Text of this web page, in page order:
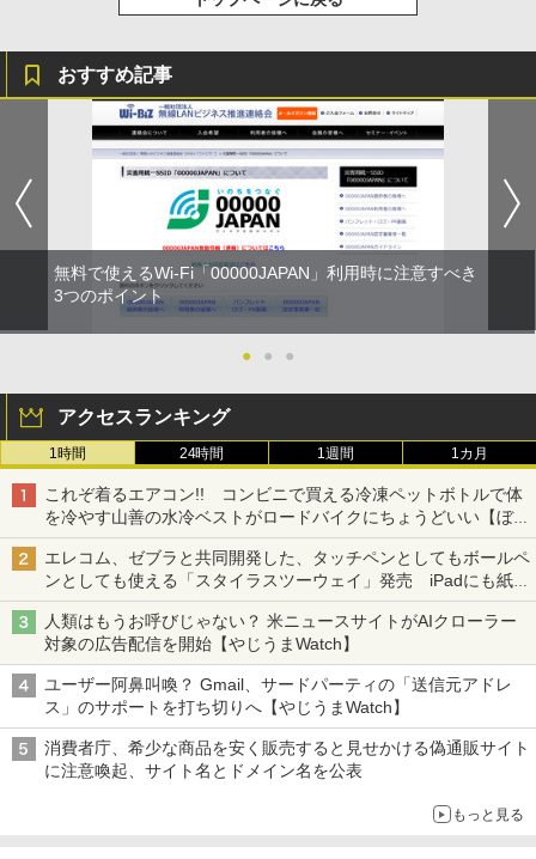
おすすめ記事
無料で使えるWi-Fi「00000JAPAN」利用時に注意すべき
3つのポイント
● ● ●
アクセスランキング
1時間 24時間 1週間 1カ月
これぞ着るエアコン!! コンビニで買える冷凍ペットボトルで体
を冷やす山善の水冷ベストがロードバイクにちょうどいい【ぼっ
ち・ざ・ろーど！その14】【空いた時間でなにしてる？】
エレコム、ゼブラと共同開発した、タッチペンとしてもボールペ
ンとしても使える「スタイラスツーウェイ」発売 iPadにも紙に
も、持ち替えずに書き込める
人類はもうお呼びじゃない？ 米ニュースサイトがAIクローラー
対象の広告配信を開始【やじうまWatch】
ユーザー阿鼻叫喚？ Gmail、サードパーティの「送信元アドレ
ス」のサポートを打ち切りへ【やじうまWatch】
消費者庁、希少な商品を安く販売すると見せかける偽通販サイト
に注意喚起、サイト名とドメイン名を公表
もっと見る